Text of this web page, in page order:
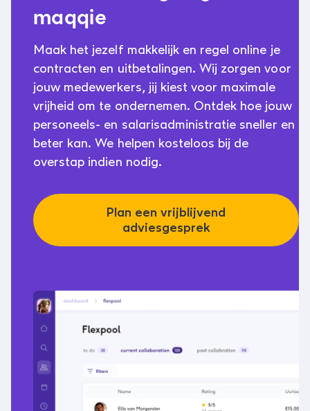
maqqie
Maak het jezelf makkelijk en regel online je
contracten en uitbetalingen. Wij zorgen voor
jouw medewerkers, jij kiest voor maximale
vrijheid om te ondernemen. Ontdek hoe jouw
personeels- en salarisadministratie sneller en
beter kan. We helpen kosteloos bij de
overstap indien nodig.
Plan een vrijblijvend
adviesgesprek